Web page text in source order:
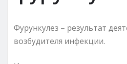
Фурункулез – результат
возбудителя инфекции.